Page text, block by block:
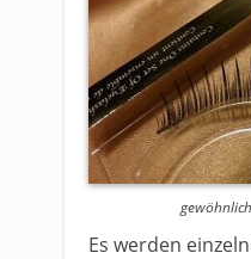
Es werden